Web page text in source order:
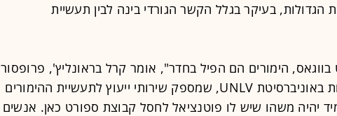
הגדולות, בעיקר בגלל הקשר הגורדי בינה לבין תעשיית
הימורים הם הפיל בחדר", אומר קרל בראונליץ', פרופסור
בבית הספר למלונאות באוניברסיטת UNLV, שמספק שירותי ייעוץ לתעשיית ההימורים
יהיה משהו שיש לו פוטנציאל לחסל קבוצת ספורט כאן. אנשים